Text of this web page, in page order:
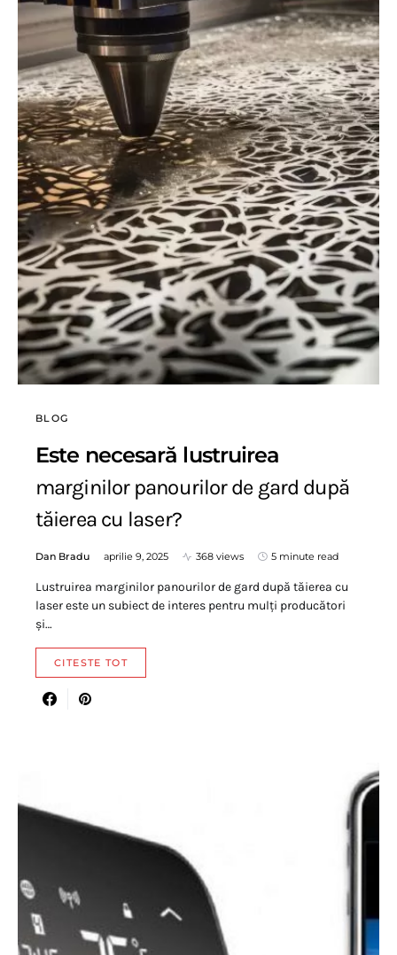
BLOG
Este necesară lustruirea
marginilor panourilor de gard după
tăierea cu laser?
Dan Bradu aprilie 9, 2025 368 views 5 minute read
Lustruirea marginilor panourilor de gard după tăierea cu
laser este un subiect de interes pentru mulți producători
și…
CITESTE TOT